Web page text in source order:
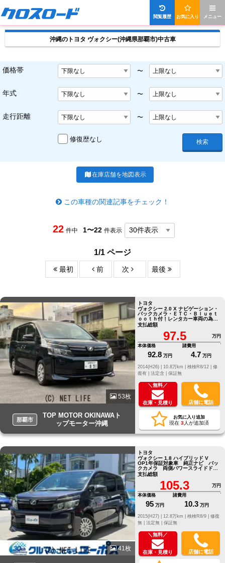
メニュー
お気に入り
閲覧履歴
沖縄のトヨタ ヴォクシー(沖縄県那覇市)中古車
価格帯 〜
年式 〜
走行距離 〜
修復歴なし 検索
在庫店舗を地図表示
この車種の関連記事をチェック！
22 件中 1〜22 件表示
1/1 ページ
最初 前 次 最後
53枚
那覇市
TOP MOTOR OKINAWAト
ップモーター沖縄
トヨタ
ヴォクシー 2.0 X ナビゲーション・
バックカメラ・ＥＴＣ・Ｂｌｕｅｔ
ｏｏｔｈ付！レンタカー車両の為、
６か月に一度点検済み
支払総額
97.5
万円
本体価格
92.8 万円
諸費用
4.7 万円
修
復有 | 法定含 | 保証無
＼無料／
在庫・見積り 店舗に電話
お気に入り追加
現在 3人が追加済
41枚
トヨタ
ヴォクシー 1.8 ハイブリッド V
OP1年保証対象車 純正ナビ バッ
クカメラ 両側パワースライドド
ア シートヒーター ETC
支払総額
105.3
万円
本体価格
95 万円
諸費用
10.3 万円
修復
無 | 法定無 | 保証無
＼無料／
在庫・見積り 店舗に電話